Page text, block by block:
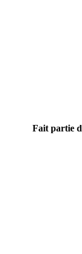
Fait partie